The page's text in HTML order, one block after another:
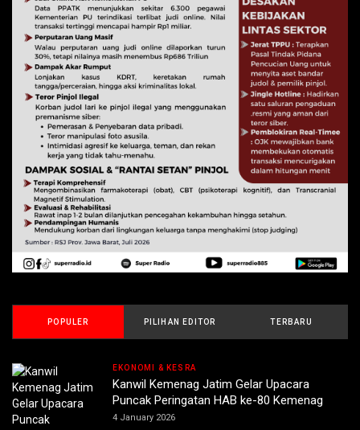
POPULER PILIHAN EDITOR TERBARU
EKONOMI & KESRA
Kanwil Kemenag Jatim Gelar Upacara
Puncak Peringatan HAB ke-80 Kemenag
4 January 2026